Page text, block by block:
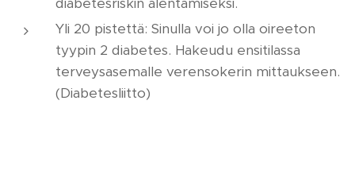
Yli 20 pistettä: Sinulla voi jo olla oireeton
tyypin 2 diabetes. Hakeudu ensitilassa
terveysasemalle verensokerin mittaukseen.
(Diabetesliitto)